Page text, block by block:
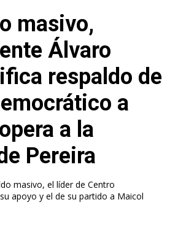
masivo,
Álvaro
respaldo de
a
a la
Pereira
masivo, el líder de Centro
apoyo y el de su partido a Maicol